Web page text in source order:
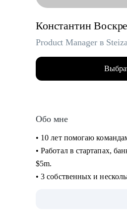
Константин
Product Manager в
Обо мне
• 10 лет помогаю
• Работал в стартапах,
$5m.
• 3 собственных и
• На ты. Не в легкости,